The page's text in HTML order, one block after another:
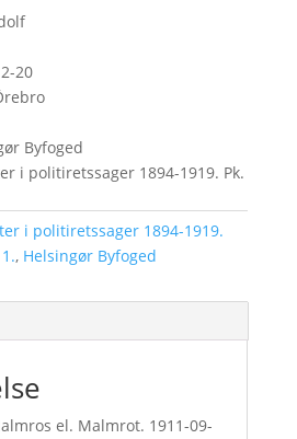
20
Byfoged
i politiretssager 1894-1919. Pk.
i politiretssager 1894-1919.
, Helsingør Byfoged
el. Malmrot. 1911-09-